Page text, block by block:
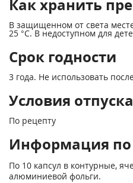
Как хранить
В защищенном от света
25 °С. В недоступном для
Срок годности
3 года. Не использовать
Условия отпуска
По рецепту
Информация по
По 10 капсул в контурные,
алюминиевой фольги.